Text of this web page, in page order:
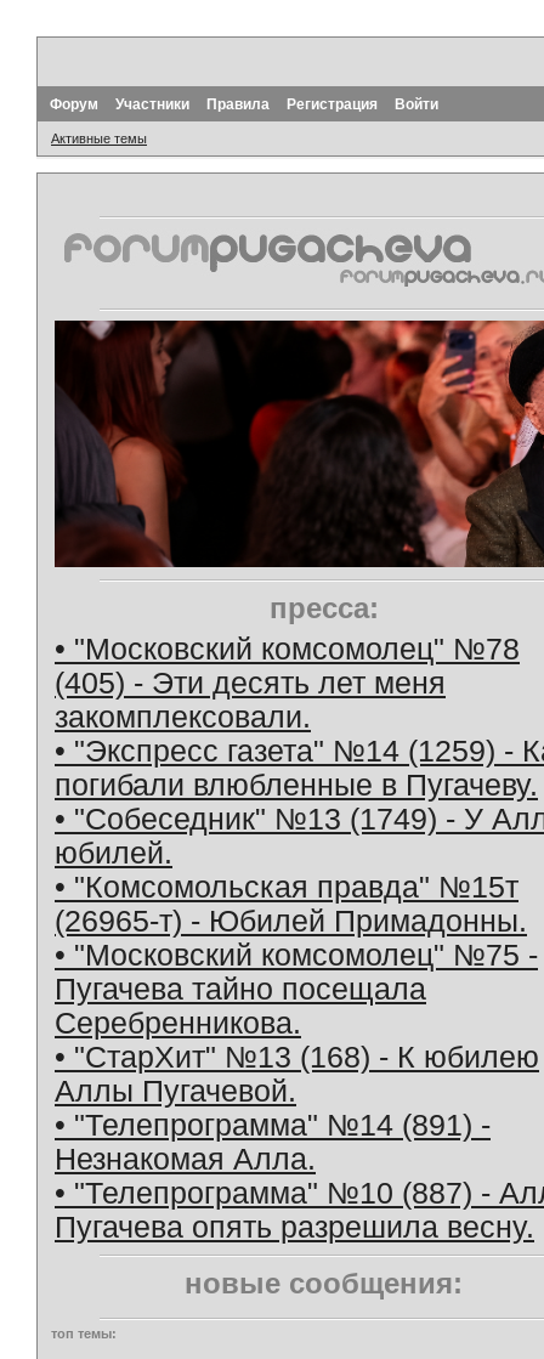
Форум Участники Правила Регистрация Войти
Активные темы
пресса:
• "Московский комсомолец" №78
(405) - Эти десять лет меня
закомплексовали.
• "Экспресс газета" №14 (1259) -
погибали влюбленные в Пугачеву.
• "Собеседник" №13 (1749) - У
юбилей.
• "Комсомольская правда" №15т
(26965-т) - Юбилей Примадонны.
• "Московский комсомолец" №75 -
Пугачева тайно посещала
Серебренникова.
• "СтарХит" №13 (168) - К юбилею
Аллы Пугачевой.
• "Телепрограмма" №14 (891) -
Незнакомая Алла.
• "Телепрограмма" №10 (887) -
Пугачева опять разрешила весну.
новые сообщения:
топ темы: